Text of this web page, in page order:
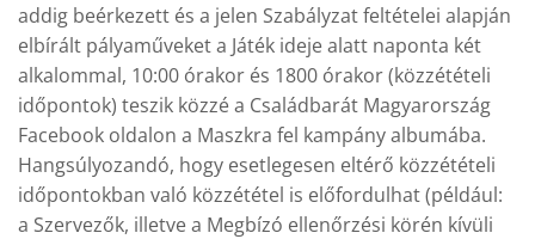
addig beérkezett és a jelen Szabályzat feltételei alapján
elbírált pályaműveket a Játék ideje alatt naponta két
alkalommal, 10:00 órakor és 1800 órakor (közzétételi
időpontok) teszik közzé a Családbarát Magyarország
Facebook oldalon a Maszkra fel kampány albumába.
Hangsúlyozandó, hogy esetlegesen eltérő közzétételi
időpontokban való közzététel is előfordulhat (például:
a Szervezők, illetve a Megbízó ellenőrzési körén kívüli